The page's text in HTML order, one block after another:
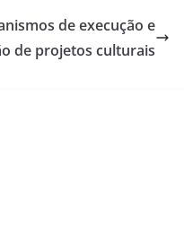
de execução e
de projetos culturais